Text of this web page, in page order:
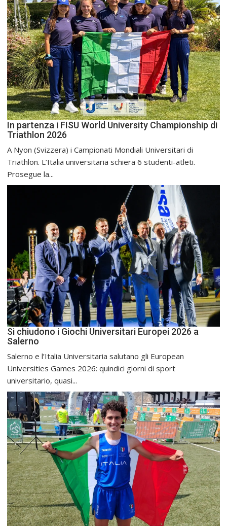
In partenza i FISU World University Championship di
Triathlon 2026
A Nyon (Svizzera) i Campionati Mondiali Universitari di
Triathlon. L’Italia universitaria schiera 6 studenti-atleti.
Prosegue la...
Si chiudono i Giochi Universitari Europei 2026 a
Salerno
Salerno e l’Italia Universitaria salutano gli European
Universities Games 2026: quindici giorni di sport
universitario, quasi...